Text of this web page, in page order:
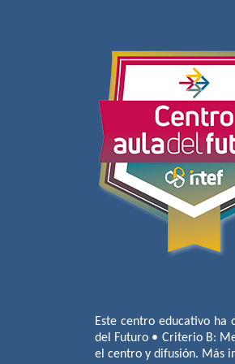
Este centro educativo ha
del Futuro • Criterio B:
el centro y difusión. Más